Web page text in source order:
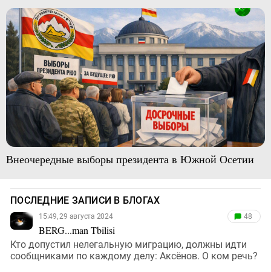
Внеочередные выборы президента в Южной Осетии
ПОСЛЕДНИЕ ЗАПИСИ В БЛОГАХ
15:49, 29 августа 2024
BERG...man Tbilisi
48
Кто допустил нелегальную миграцию, должны идти
сообщниками по каждому делу: Аксёнов. О ком речь?